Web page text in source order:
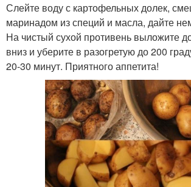
Слейте воду с картофельных долек,
маринадом из специй и масла, дайте
На чистый сухой противень выложите
вниз и уберите в разогретую до 200
20-30 минут. Приятного аппетита!